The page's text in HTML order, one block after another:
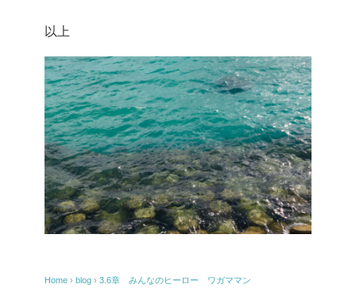
以上
Home › blog › 3.6章 みんなのヒーロー ワガママン